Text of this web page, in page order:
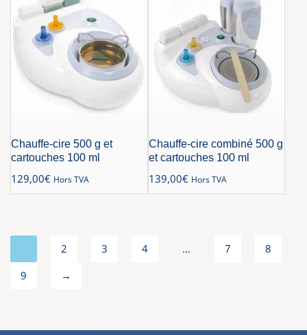
Chauffe-cire 500 g et
cartouches 100 ml
129,00€ Hors TVA
Chauffe-cire combiné 500 g
et cartouches 100 ml
139,00€ Hors TVA
1 2 3 4 … 7
8
9
→